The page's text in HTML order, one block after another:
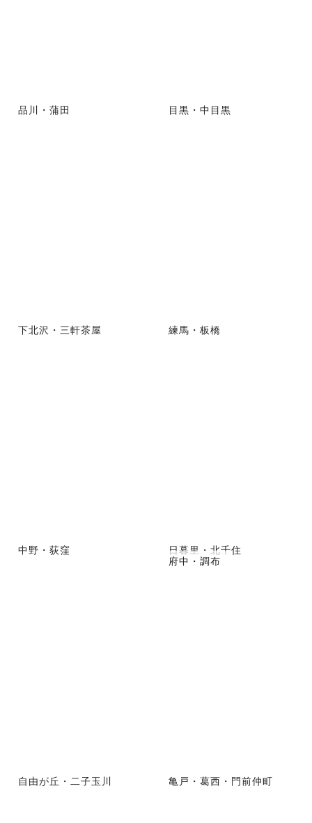
品川・蒲田 目黒・中目黒
下北沢・三軒茶屋 練馬・板橋
中野・荻窪
日暮里・北千住
府中・調布
自由が丘・二子玉川 亀戸・葛西・門前仲町